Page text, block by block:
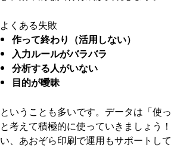
よくある失敗
作って終わり（活用しない）
入力ルールがバラバラ
分析する人がいない
目的が曖昧
ということも多いです。データは「使
と考えて積極的に使っていきましょう
い、あおぞら印刷で運用もサポートして